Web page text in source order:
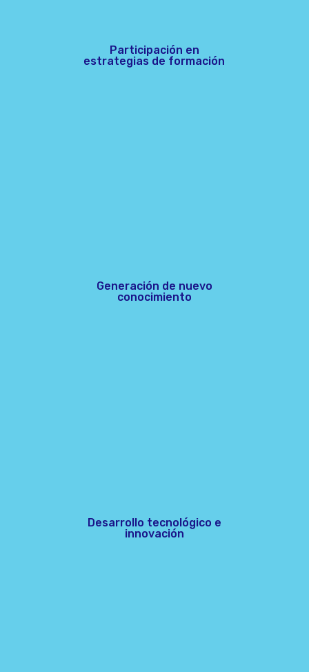
Participación en
estrategias de formación
Generación de nuevo
conocimiento
Desarrollo tecnológico e
innovación